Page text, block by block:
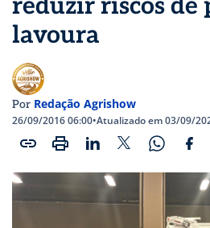
reduzir riscos de
lavoura
Por Redação Agrishow
26/09/2016 06:00•Atualizado em 03/09/